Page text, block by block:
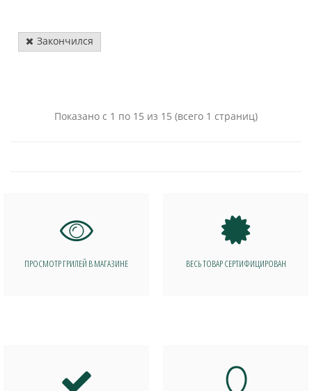
Закончился
Показано с 1 по 15 из 15 (всего 1 страниц)
ПРОСМОТР ГРИЛЕЙ В МАГАЗИНЕ ВЕСЬ ТОВАР СЕРТИФИЦИРОВАН